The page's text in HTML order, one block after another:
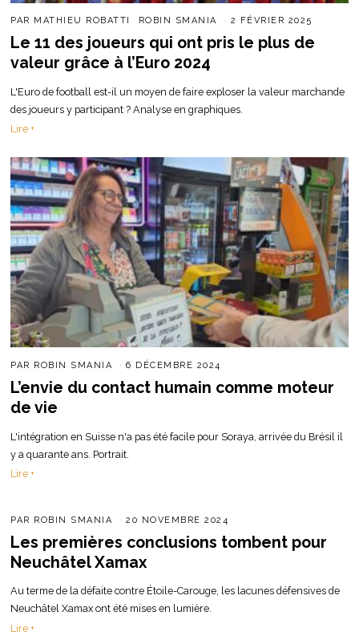
PAR MATHIEU ROBATTI ROBIN SMANIA 2 FÉVRIER 2025
Le 11 des joueurs qui ont pris le plus de
valeur grâce à l’Euro 2024
L'Euro de football est-il un moyen de faire exploser la valeur marchande
des joueurs y participant ? Analyse en graphiques.
Lire +
PAR ROBIN SMANIA 6 DÉCEMBRE 2024
L’envie du contact humain comme moteur
de vie
L'intégration en Suisse n'a pas été facile pour Soraya, arrivée du Brésil il
y a quarante ans. Portrait.
Lire +
PAR ROBIN SMANIA 20 NOVEMBRE 2024
Les premières conclusions tombent pour
Neuchâtel Xamax
Au terme de la défaite contre Étoile-Carouge, les lacunes défensives de
Neuchâtel Xamax ont été mises en lumière.
Lire +